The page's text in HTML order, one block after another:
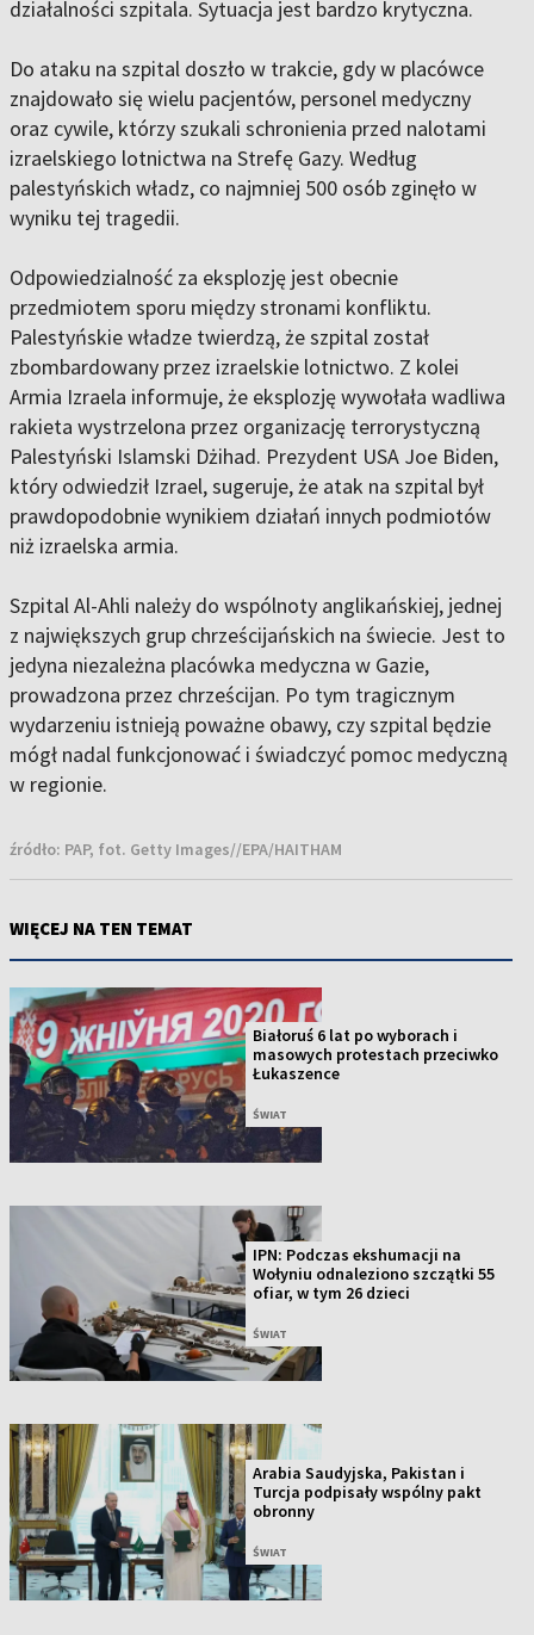
działalności szpitala. Sytuacja jest bardzo krytyczna.
Do ataku na szpital doszło w trakcie, gdy w placówce
znajdowało się wielu pacjentów, personel medyczny
oraz cywile, którzy szukali schronienia przed nalotami
izraelskiego lotnictwa na Strefę Gazy. Według
palestyńskich władz, co najmniej 500 osób zginęło w
wyniku tej tragedii.
Odpowiedzialność za eksplozję jest obecnie
przedmiotem sporu między stronami konfliktu.
Palestyńskie władze twierdzą, że szpital został
zbombardowany przez izraelskie lotnictwo. Z kolei
Armia Izraela informuje, że eksplozję wywołała wadliwa
rakieta wystrzelona przez organizację terrorystyczną
Palestyński Islamski Dżihad. Prezydent USA Joe Biden,
który odwiedził Izrael, sugeruje, że atak na szpital był
prawdopodobnie wynikiem działań innych podmiotów
niż izraelska armia.
Szpital Al-Ahli należy do wspólnoty anglikańskiej, jednej
z największych grup chrześcijańskich na świecie. Jest to
jedyna niezależna placówka medyczna w Gazie,
prowadzona przez chrześcijan. Po tym tragicznym
wydarzeniu istnieją poważne obawy, czy szpital będzie
mógł nadal funkcjonować i świadczyć pomoc medyczną
w regionie.
źródło: PAP, fot. Getty Images//EPA/HAITHAM
WIĘCEJ NA TEN TEMAT
Białoruś 6 lat po wyborach i
masowych protestach przeciwko
Łukaszence
ŚWIAT
IPN: Podczas ekshumacji na
Wołyniu odnaleziono szczątki 55
ofiar, w tym 26 dzieci
ŚWIAT
Arabia Saudyjska, Pakistan i
Turcja podpisały wspólny pakt
obronny
ŚWIAT